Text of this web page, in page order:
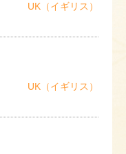
UK（イギリス）
UK（イギリス）